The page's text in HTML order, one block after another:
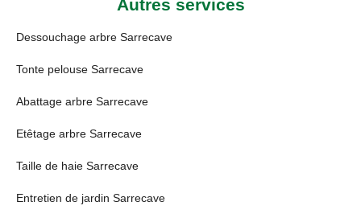
Autres services
Dessouchage arbre Sarrecave
Tonte pelouse Sarrecave
Abattage arbre Sarrecave
Etêtage arbre Sarrecave
Taille de haie Sarrecave
Entretien de jardin Sarrecave